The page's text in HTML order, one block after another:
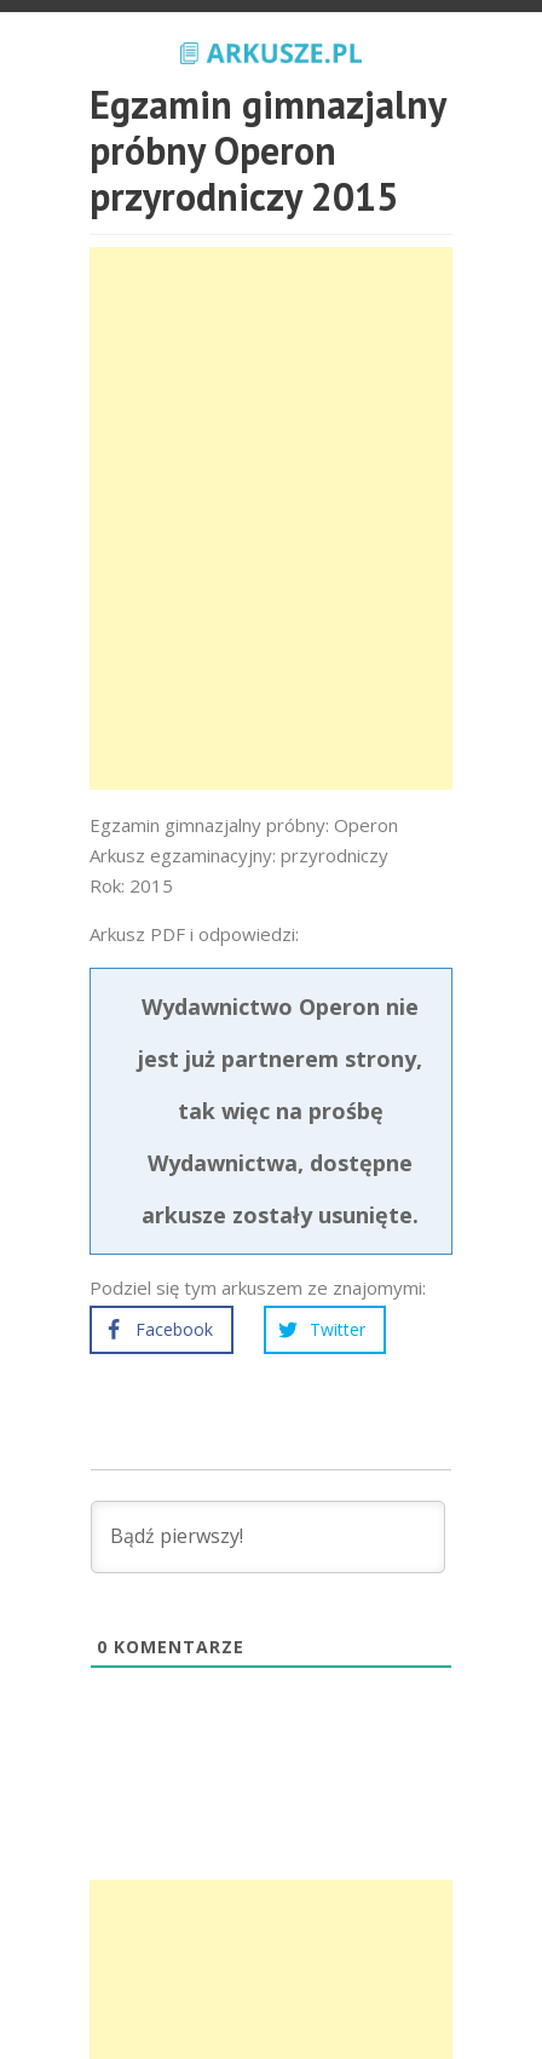
Egzamin gimnazjalny
próbny Operon
przyrodniczy 2015
Egzamin gimnazjalny próbny: Operon
Arkusz egzaminacyjny: przyrodniczy
Rok: 2015
Arkusz PDF i odpowiedzi:
Wydawnictwo Operon nie
jest już partnerem strony,
tak więc na prośbę
Wydawnictwa, dostępne
arkusze zostały usunięte.
Podziel się tym arkuszem ze znajomymi:
Facebook Twitter
0 KOMENTARZE